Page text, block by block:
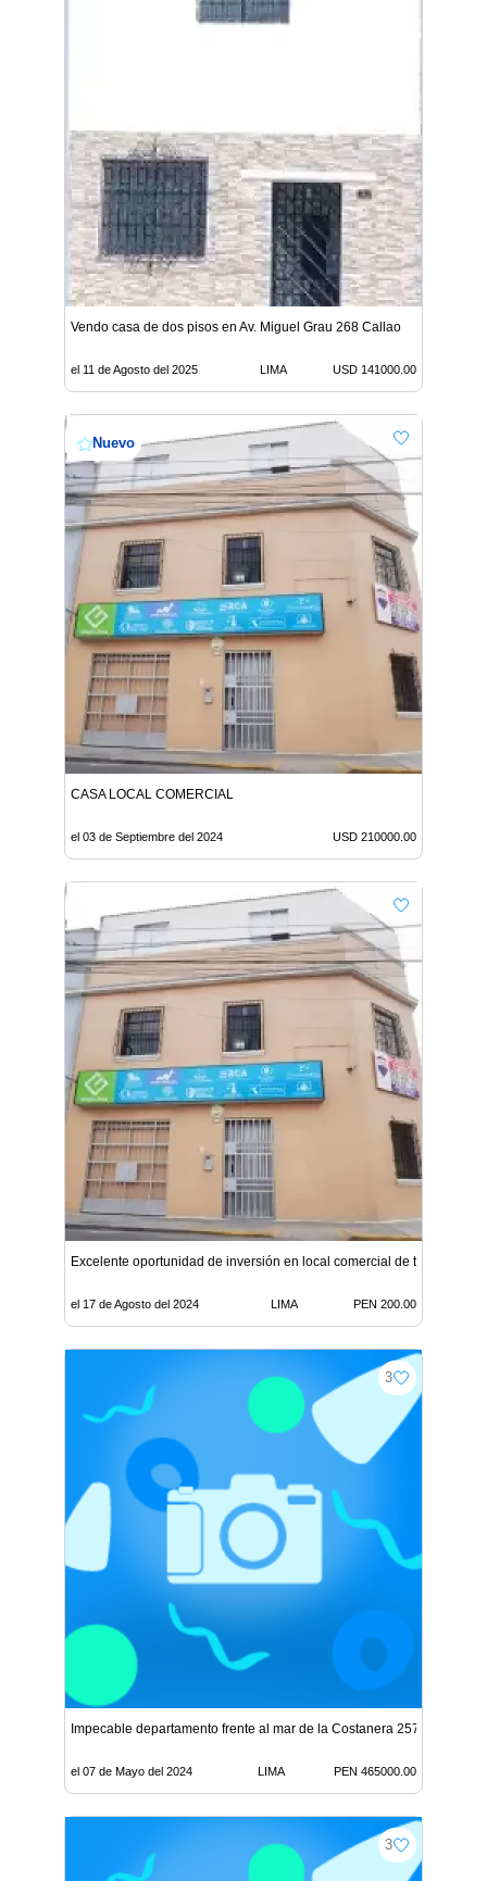
Vendo casa de dos pisos en Av. Miguel Grau 268 Callao
el 11 de Agosto del 2025 LIMA USD 141000.00
Nuevo
CASA LOCAL COMERCIAL
el 03 de Septiembre del 2024 USD 210000.00
Excelente oportunidad de inversión en local comercial de tres pisos
el 17 de Agosto del 2024 LIMA PEN 200.00
3
Impecable departamento frente al mar de la Costanera 2576
el 07 de Mayo del 2024 LIMA PEN 465000.00
3